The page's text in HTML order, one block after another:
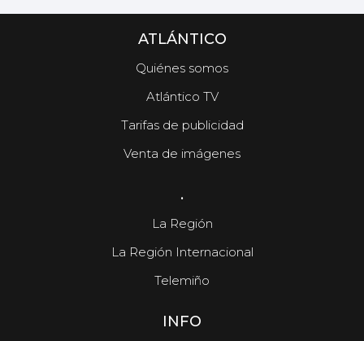
ATLÁNTICO
Quiénes somos
Atlántico TV
Tarifas de publicidad
Venta de imágenes
.
La Región
La Región Internacional
Telemiño
INFO